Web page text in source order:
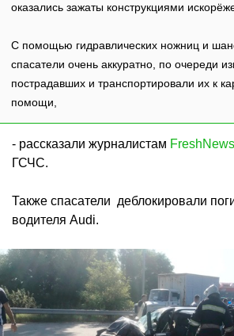
оказались зажаты конструкциями
С помощью гидравлических ножниц и
спасатели очень аккуратно, по очереди
пострадавших и транспортировали их к
помощи,
- рассказали журналистам FreshNews
ГСЧС.
Также спасатели деблокировали
водителя Audi.